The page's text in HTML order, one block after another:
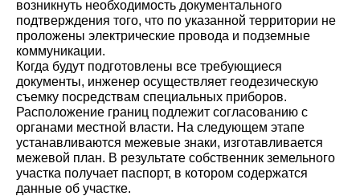
возникнуть необходимость документального
подтверждения того, что по указанной территории не
проложены электрические провода и подземные
коммуникации.
Когда будут подготовлены все требующиеся
документы, инженер осуществляет геодезическую
съемку посредствам специальных приборов.
Расположение границ подлежит согласованию с
органами местной власти. На следующем этапе
устанавливаются межевые знаки, изготавливается
межевой план. В результате собственник земельного
участка получает паспорт, в котором содержатся
данные об участке.